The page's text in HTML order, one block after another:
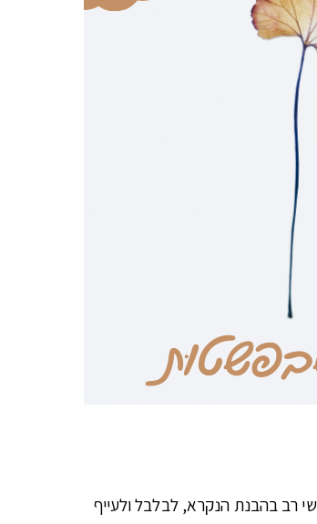
רב בהבנת הנקרא, לבלבל ולעייף